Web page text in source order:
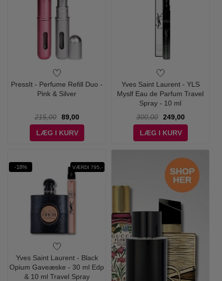
PressIt - Perfume Refill Duo -
Pink & Silver
215,00
89,00
LÆG I KURV
Yves Saint Laurent - YLS
Myslf Eau de Parfum Travel
Spray - 10 ml
300,00
249,00
LÆG I KURV
-18% VÆRDI 795,-
Yves Saint Laurent - Black
Opium Gaveæske - 30 ml Edp
& 10 ml Travel Spray